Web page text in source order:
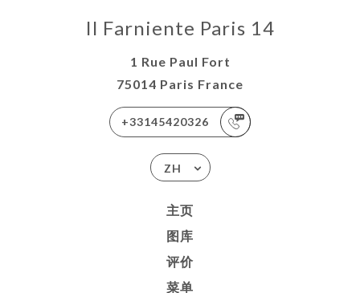
Il Farniente Paris 14
1 Rue Paul Fort
75014 Paris France
+33145420326
ZH
主页
图库
评价
菜单